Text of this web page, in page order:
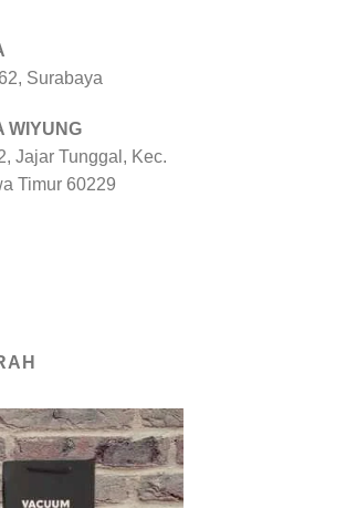
Surabaya
WIYUNG
Jajar Tunggal, Kec.
Timur 60229